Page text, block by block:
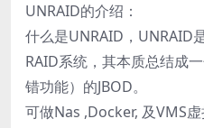
UNRAID的介绍：
什么是UNRAID，UNRAID
RAID系统，其本质总结成
错功能）的JBOD。
可做Nas ,Docker, 及VMS